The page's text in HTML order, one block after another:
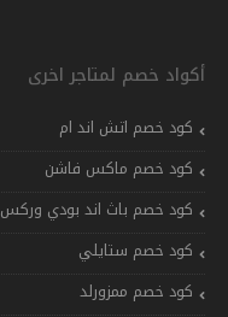
أكواد خصم لمتاجر اخرى
كود خصم اتش اند ام
كود خصم ماكس فاشن
كود خصم باث اند بودي وركس
كود خصم ستايلي
كود خصم ممزورلد